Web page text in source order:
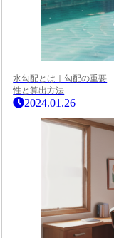
水勾配とは｜勾配の重要
性と算出方法
2024.01.26